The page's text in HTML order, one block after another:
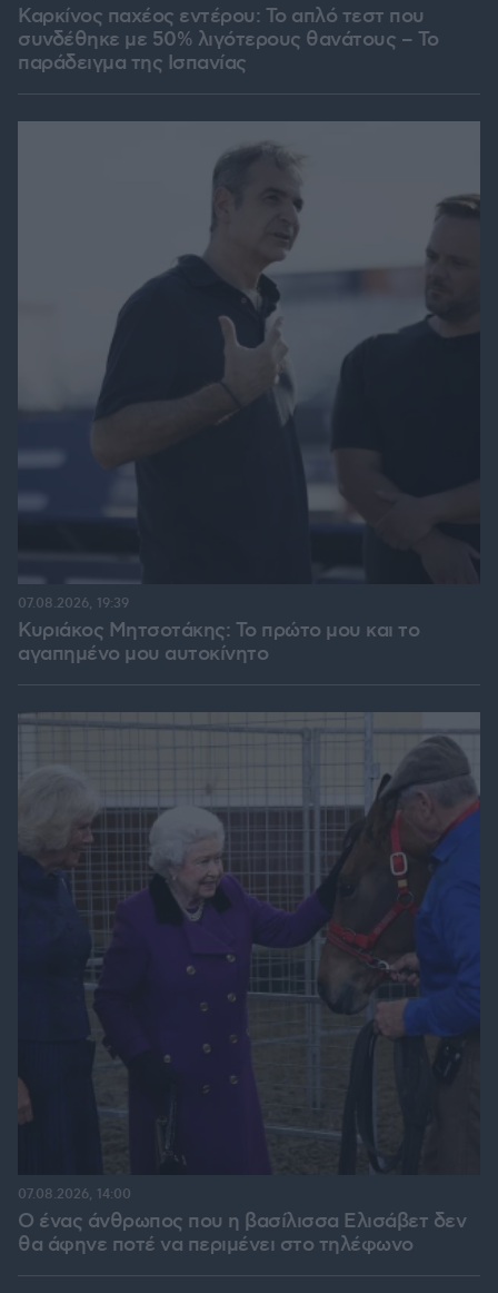
Καρκίνος παχέος εντέρου: Το απλό τεστ που
συνδέθηκε με 50% λιγότερους θανάτους – Το
παράδειγμα της Ισπανίας
Κυριάκος Μητσοτάκης: Το πρώτο μου και το
αγαπημένο μου αυτοκίνητο
07.08.2026, 19:39
Ο ένας άνθρωπος που η βασίλισσα Ελισάβετ δεν
θα άφηνε ποτέ να περιμένει στο τηλέφωνο
07.08.2026, 14:00